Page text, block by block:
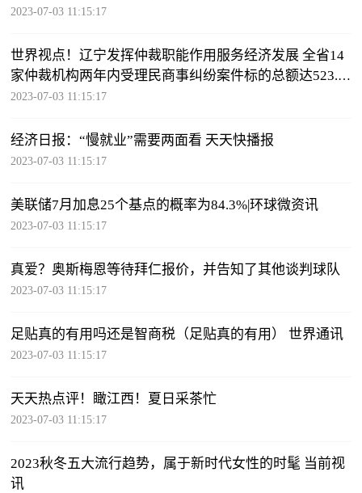
2023-07-03 11:15:17
世界视点！辽宁发挥仲裁职能作用服务经济发展 全省14
家仲裁机构两年内受理民商事纠纷案件标的总额达523.3
亿元
2023-07-03 11:15:17
经济日报：“慢就业”需要两面看 天天快播报
2023-07-03 11:15:17
美联储7月加息25个基点的概率为84.3%|环球微资讯
2023-07-03 11:15:17
真爱？奥斯梅恩等待拜仁报价，并告知了其他谈判球队
2023-07-03 11:15:17
足贴真的有用吗还是智商税（足贴真的有用） 世界通讯
2023-07-03 11:15:17
天天热点评！瞰江西！夏日采茶忙
2023-07-03 11:15:17
2023秋冬五大流行趋势，属于新时代女性的时髦 当前视
讯